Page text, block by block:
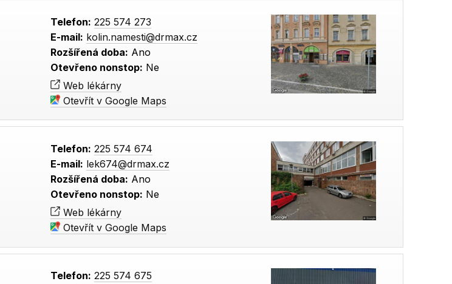
Telefon: 225 574 273
E-mail: kolin.namesti@drmax.cz
Rozšířená doba: Ano
Otevřeno nonstop: Ne
Web lékárny
Otevřít v Google Maps
Telefon: 225 574 674
E-mail: lek674@drmax.cz
Rozšířená doba: Ano
Otevřeno nonstop: Ne
Web lékárny
Otevřít v Google Maps
Telefon: 225 574 675